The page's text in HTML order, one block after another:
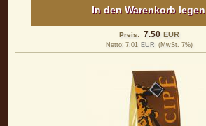
In den Warenkorb legen
Preis: 7.50 EUR
Netto: 7.01 EUR (MwSt. 7%)